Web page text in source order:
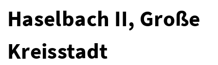
Haselbach II, Große
Kreisstadt